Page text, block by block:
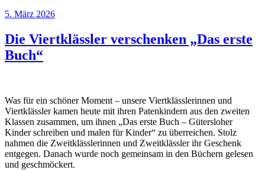
Veröffentlicht
5. März 2026
Die Viertklässler verschenken „Das erste
Buch“
Was für ein schöner Moment – unsere Viertklässlerinnen und
Viertklässler kamen heute mit ihren Patenkindern aus den zweiten
Klassen zusammen, um ihnen „Das erste Buch – Gütersloher
Kinder schreiben und malen für Kinder“ zu überreichen. Stolz
nahmen die Zweitklässlerinnen und Zweitklässler ihr Geschenk
entgegen. Danach wurde noch gemeinsam in den Büchern gelesen
und geschmöckert.